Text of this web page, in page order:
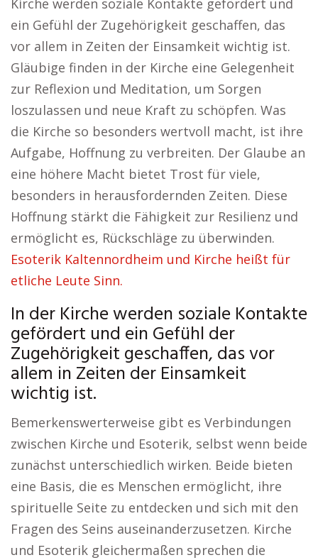
Kirche werden soziale Kontakte gefördert und
ein Gefühl der Zugehörigkeit geschaffen, das
vor allem in Zeiten der Einsamkeit wichtig ist.
Gläubige finden in der Kirche eine Gelegenheit
zur Reflexion und Meditation, um Sorgen
loszulassen und neue Kraft zu schöpfen. Was
die Kirche so besonders wertvoll macht, ist ihre
Aufgabe, Hoffnung zu verbreiten. Der Glaube an
eine höhere Macht bietet Trost für viele,
besonders in herausfordernden Zeiten. Diese
Hoffnung stärkt die Fähigkeit zur Resilienz und
ermöglicht es, Rückschläge zu überwinden.
Esoterik Kaltennordheim und Kirche heißt für
etliche Leute Sinn.
In der Kirche werden soziale Kontakte
gefördert und ein Gefühl der
Zugehörigkeit geschaffen, das vor
allem in Zeiten der Einsamkeit
wichtig ist.
Bemerkenswerterweise gibt es Verbindungen
zwischen Kirche und Esoterik, selbst wenn beide
zunächst unterschiedlich wirken. Beide bieten
eine Basis, die es Menschen ermöglicht, ihre
spirituelle Seite zu entdecken und sich mit den
Fragen des Seins auseinanderzusetzen. Kirche
und Esoterik gleichermaßen sprechen die